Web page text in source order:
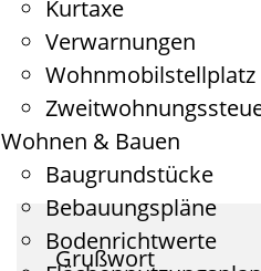
Kurtaxe
Verwarnungen
Wohnmobilstellplatz
Wohnen & Bauen
Baugrundstücke
Bebauungspläne
Bodenrichtwerte
Grußwort